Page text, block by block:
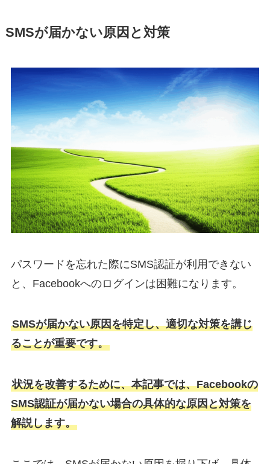
SMSが届かない原因と対策
パスワードを忘れた際にSMS認証が利用できない
と、Facebookへのログインは困難になります。
SMSが届かない原因を特定し、適切な対策を講じ
ることが重要です。
状況を改善するために、本記事では、Facebookの
SMS認証が届かない場合の具体的な原因と対策を
解説します。